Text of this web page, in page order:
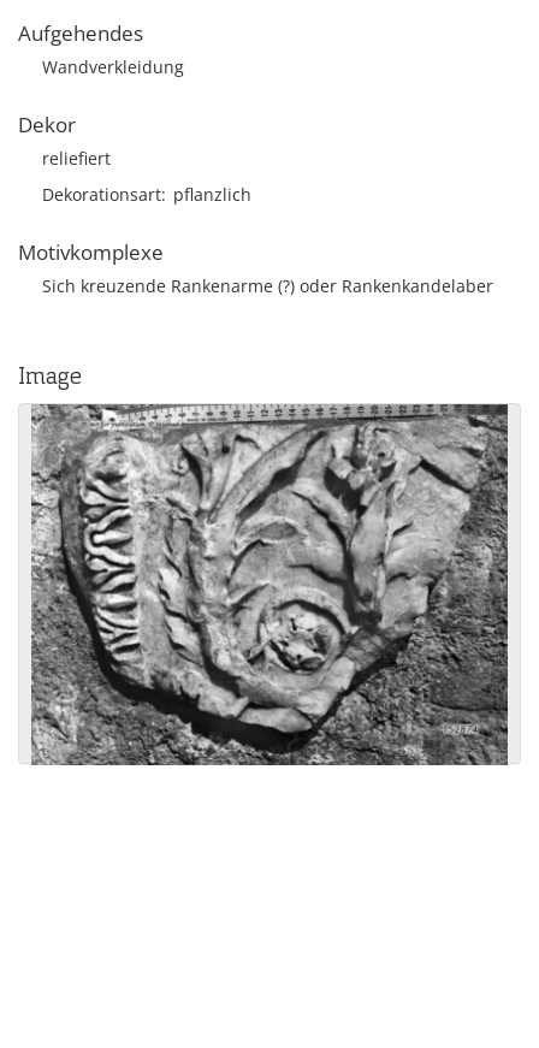
Aufgehendes
Wandverkleidung
Dekor
reliefiert
Dekorationsart pflanzlich
Motivkomplexe
Sich kreuzende Rankenarme (?) oder Rankenkandelaber
Image